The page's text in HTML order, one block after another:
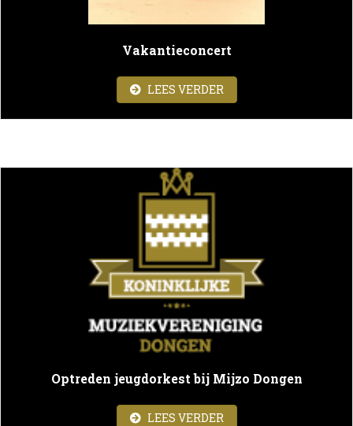
Vakantieconcert
LEES VERDERABOUT
Optreden jeugdorkest bij Mijzo Dongen
LEES VERDERABOUT OPTREDEN